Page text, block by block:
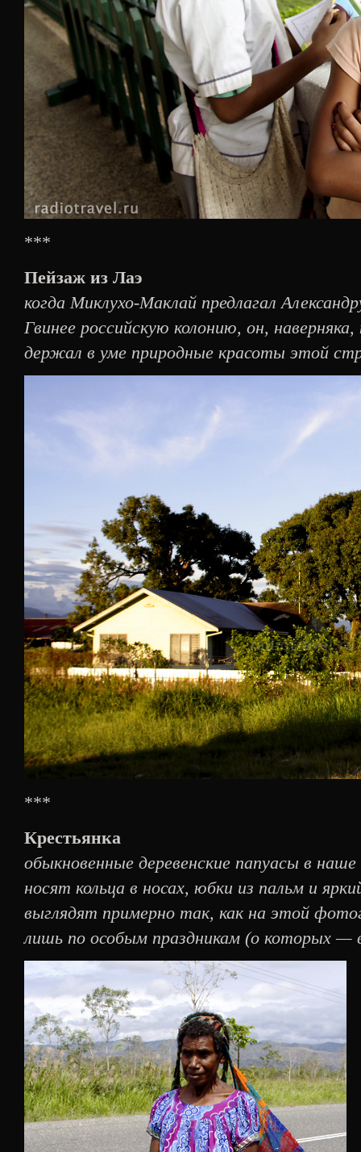
***
Пейзаж из Лаэ
когда Миклухо-Маклай предлагал
Гвинее российскую колонию, он,
держал в уме природные красоты этой
***
Крестьянка
обыкновенные деревенские папуасы в
носят кольца в носах, юбки из пальм и
выглядят примерно так, как на этой
лишь по особым праздникам (о которых —